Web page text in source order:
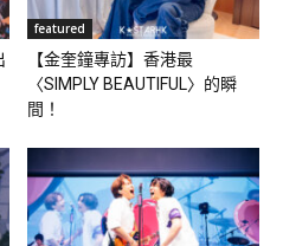
featured
【金奎鐘專訪】香港最
〈SIMPLY BEAUTIFUL〉的瞬
間！